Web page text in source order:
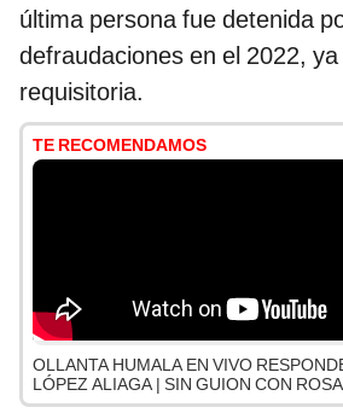
última persona fue detenida
defraudaciones en el 2022,
requisitoria.
TE RECOMENDAMOS
OLLANTA HUMALA EN VIVO
LÓPEZ ALIAGA | SIN GUION CON